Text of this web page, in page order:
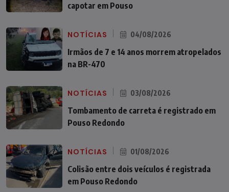
capotar em Pouso
NOTÍCIAS 04/08/2026
Irmãos de 7 e 14 anos morrem atropelados
na BR-470
NOTÍCIAS 03/08/2026
Tombamento de carreta é registrado em
Pouso Redondo
NOTÍCIAS 01/08/2026
Colisão entre dois veículos é registrada
em Pouso Redondo